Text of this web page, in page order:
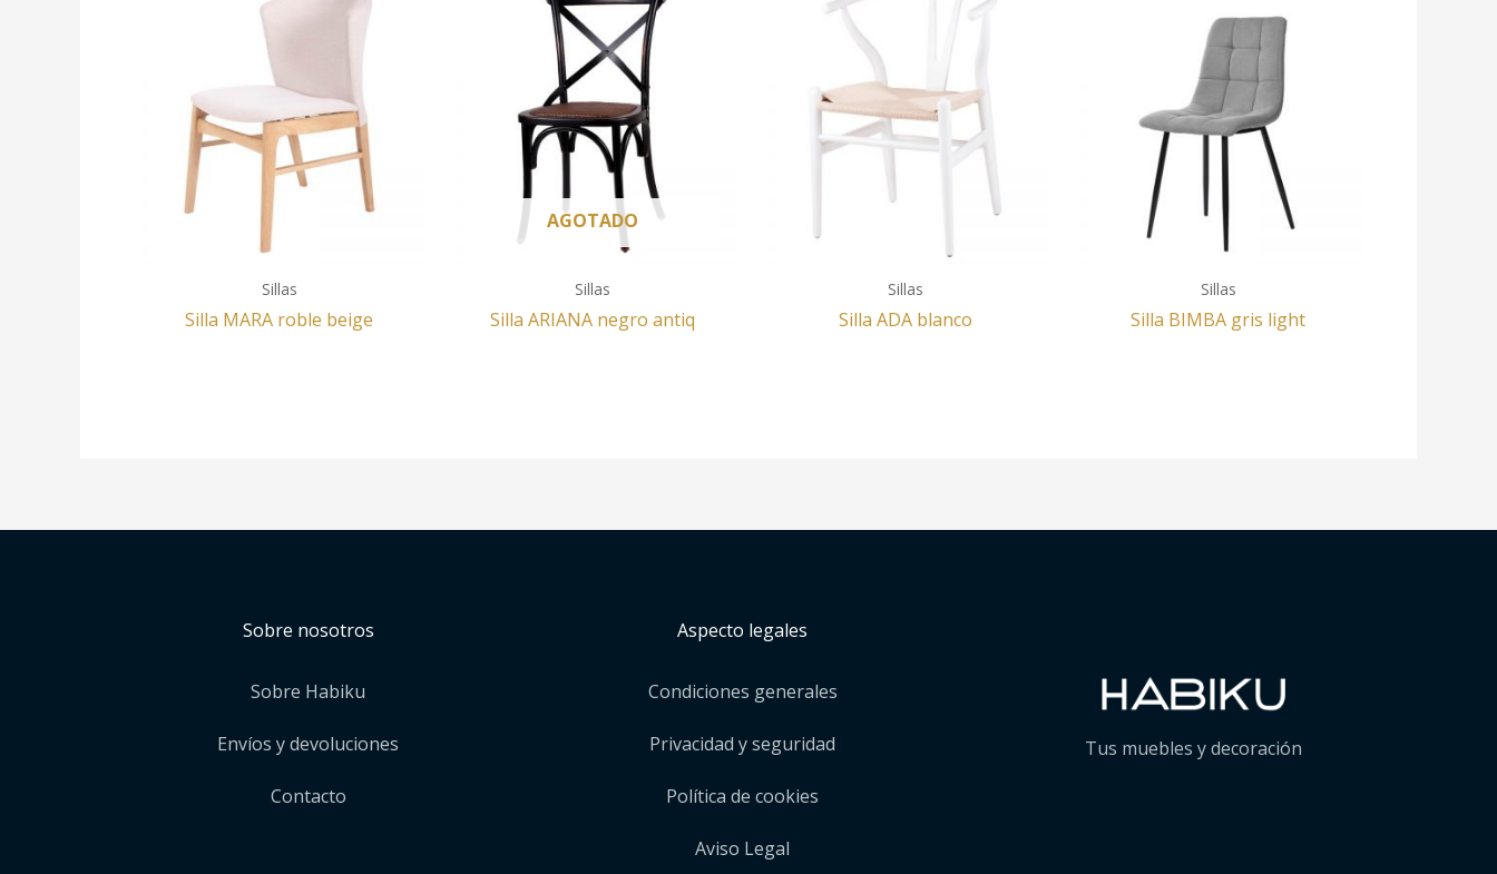
Sillas
Silla MARA roble beige
AGOTADO
Sillas
Silla ARIANA negro antiq
Sillas
Silla ADA blanco
Sillas
Silla BIMBA gris light
Sobre nosotros
Sobre Habiku
Envíos y devoluciones
Contacto
Aspecto legales
Condiciones generales
Privacidad y seguridad
Política de cookies
Aviso Legal
Tus muebles y decoración